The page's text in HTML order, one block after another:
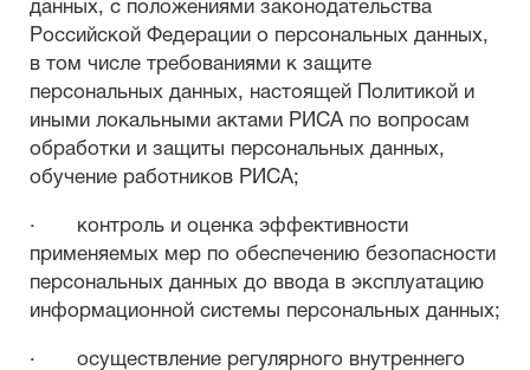
данных, с положениями законодательства
Российской Федерации о персональных данных,
в том числе требованиями к защите
персональных данных, настоящей Политикой и
иными локальными актами РИСА по вопросам
обработки и защиты персональных данных,
обучение работников РИСА;
· контроль и оценка эффективности
применяемых мер по обеспечению безопасности
персональных данных до ввода в эксплуатацию
информационной системы персональных данных;
· осуществление регулярного внутреннего